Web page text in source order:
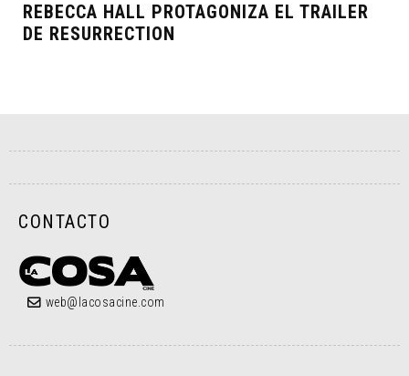
REBECCA HALL PROTAGONIZA EL TRAILER
DE RESURRECTION
CONTACTO
web@lacosacine.com